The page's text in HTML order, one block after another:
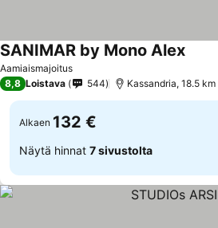
Aamiaismajoitus
SANIMAR by Mono Alex
8,8 Loistava 544 Kassandria, 18.5
Alkaen 132 €
Näytä hinnat 7 sivustolta